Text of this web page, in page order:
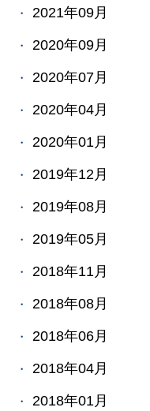
2021年09月
2020年09月
2020年07月
2020年04月
2020年01月
2019年12月
2019年08月
2019年05月
2018年11月
2018年08月
2018年06月
2018年04月
2018年01月